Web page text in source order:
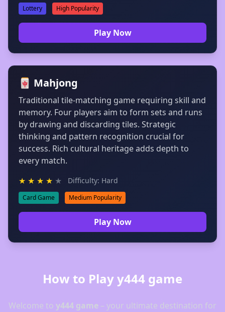
Lottery High Popularity
Play Now
🀄 Mahjong
Traditional tile-matching game requiring skill and
memory. Four players aim to form sets and runs
by drawing and discarding tiles. Strategic
thinking and pattern recognition crucial for
success. Rich cultural heritage adds depth to
every match.
★ ★ ★ ★ ★ Difficulty: Hard
Card Game Medium Popularity
Play Now
How to Play y444 game
Welcome to y444 game – your ultimate destination for